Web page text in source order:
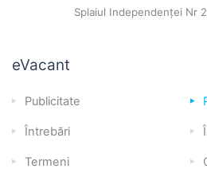
Splaiul Independenței Nr
eVacant
Publicitate
Întrebări
Termeni